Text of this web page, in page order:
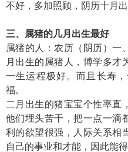
不好，多加照顾，阴历十月
三、属猪的几月出生最好
属猪的人：农历（阴历）一
月出生的属猪人，博学多才
一生运程极好。而且长寿
福。
二月出生的猪宝宝个性率直
他们埋头苦干，把一点一滴
利的欲望很强，人际关系相
自己的事业和才能，因此能